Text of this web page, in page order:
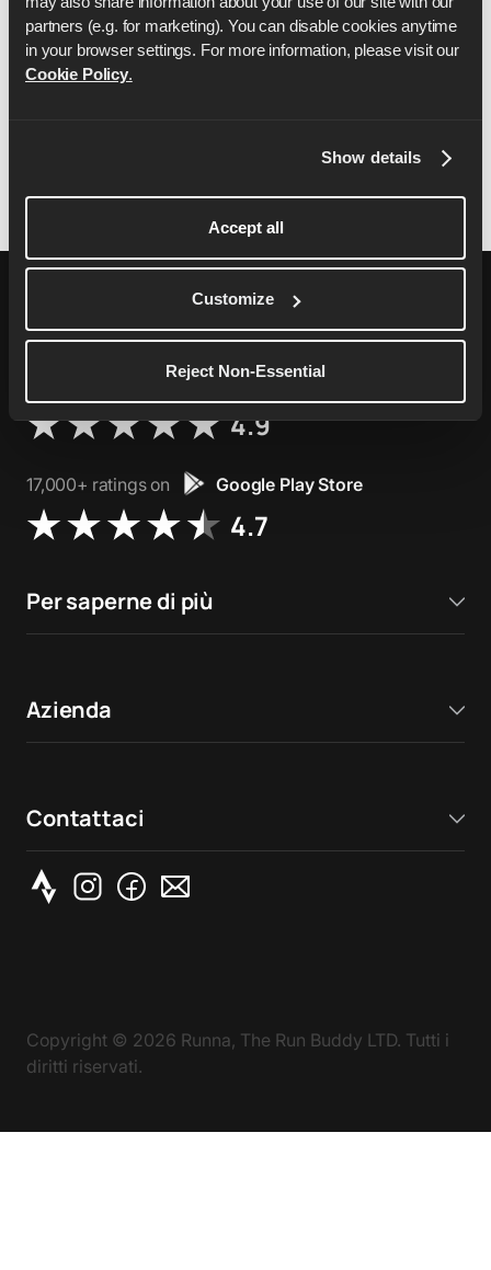
partners (e.g. for marketing). You can disable cookies anytime
in your browser settings. For more information, please visit our
Cookie Policy.
Show details
Accept all
Customize
Reject Non-Essential
sulla privacy, che puoi trovare suqui.
I presenti termini e condizioni saranno disciplinati
e interpretati in conformità delle leggi inglesi e
76,000+ ratings on Apple App Store
4.9
17,000+ ratings on Google Play Store
4.7
Per saperne di più
Azienda
Contattaci
Copyright © 2026 Runna, The Run Buddy LTD. Tutti i
diritti riservati.